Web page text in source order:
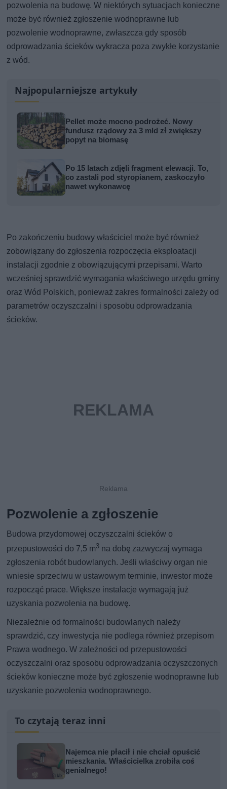
pozwolenia na budowę. W niektórych sytuacjach konieczne
może być również zgłoszenie wodnoprawne lub
pozwolenie wodnoprawne, zwłaszcza gdy sposób
odprowadzania ścieków wykracza poza zwykłe korzystanie
z wód.
Najpopularniejsze artykuły
Pellet może mocno podrożeć. Nowy
fundusz rządowy za 3 mld zł zwiększy
popyt na biomasę
Po 15 latach zdjęli fragment elewacji. To,
co zastali pod styropianem, zaskoczyło
nawet wykonawcę
Po zakończeniu budowy właściciel może być również
zobowiązany do zgłoszenia rozpoczęcia eksploatacji
instalacji zgodnie z obowiązującymi przepisami. Warto
wcześniej sprawdzić wymagania właściwego urzędu gminy
oraz Wód Polskich, ponieważ zakres formalności zależy od
parametrów oczyszczalni i sposobu odprowadzania
ścieków.
Pozwolenie a zgłoszenie
Budowa przydomowej oczyszczalni ścieków o
przepustowości do 7,5 m3 na dobę zazwyczaj wymaga
zgłoszenia robót budowlanych. Jeśli właściwy organ nie
wniesie sprzeciwu w ustawowym terminie, inwestor może
rozpocząć prace. Większe instalacje wymagają już
uzyskania pozwolenia na budowę.
Niezależnie od formalności budowlanych należy
sprawdzić, czy inwestycja nie podlega również przepisom
Prawa wodnego. W zależności od przepustowości
oczyszczalni oraz sposobu odprowadzania oczyszczonych
ścieków konieczne może być zgłoszenie wodnoprawne lub
uzyskanie pozwolenia wodnoprawnego.
To czytają teraz inni
Najemca nie płacił i nie chciał opuścić
mieszkania. Właścicielka zrobiła coś
genialnego!